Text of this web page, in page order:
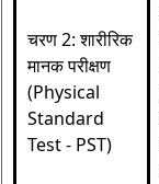
चरण 2: शारीरिक
मानक परीक्षण
(Physical
Standard
Test - PST)